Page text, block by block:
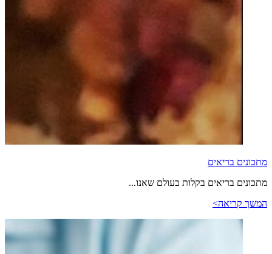
מתכונים בריאים
מתכונים בריאים בקלות בעולם שאנו...
המשך קריאה>